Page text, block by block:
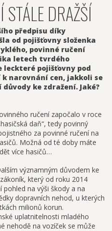
STÁLE DRAŽŠÍ
předpisu díky
od pojišťovny složenka
povinné ručení
letech tvrdého
leckteré pojišťovny pod
narovnání cen, jakkoli se
ke zdražení. Jaké?
ručení započalo v roce
daň“, tedy povinný
za povinné ručení na
Možná od té doby máte
více hasičů…
významným důvodem ke
který od roku 2014
na výši škody a na
dopravních nehod, u kterých
milionů korun.
uplatnitelnosti mladého
nehodě na vozíček se může